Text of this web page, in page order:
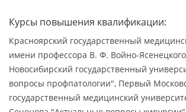
Курсы повышения квалификации:
Красноярский государственный
имени профессора В. Ф. Войно-
Новосибирский государственный
вопросы профпатологии", Первый
государственный медицинский